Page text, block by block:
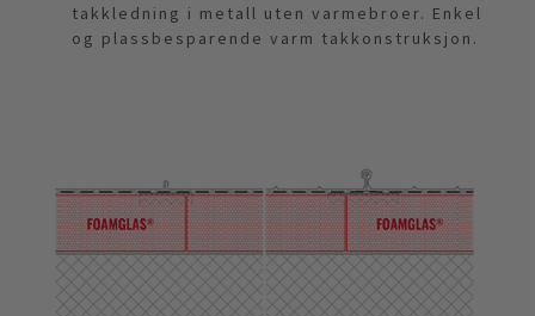
takkledning i metall uten varmebroer. Enkel
og plassbesparende varm takkonstruksjon.